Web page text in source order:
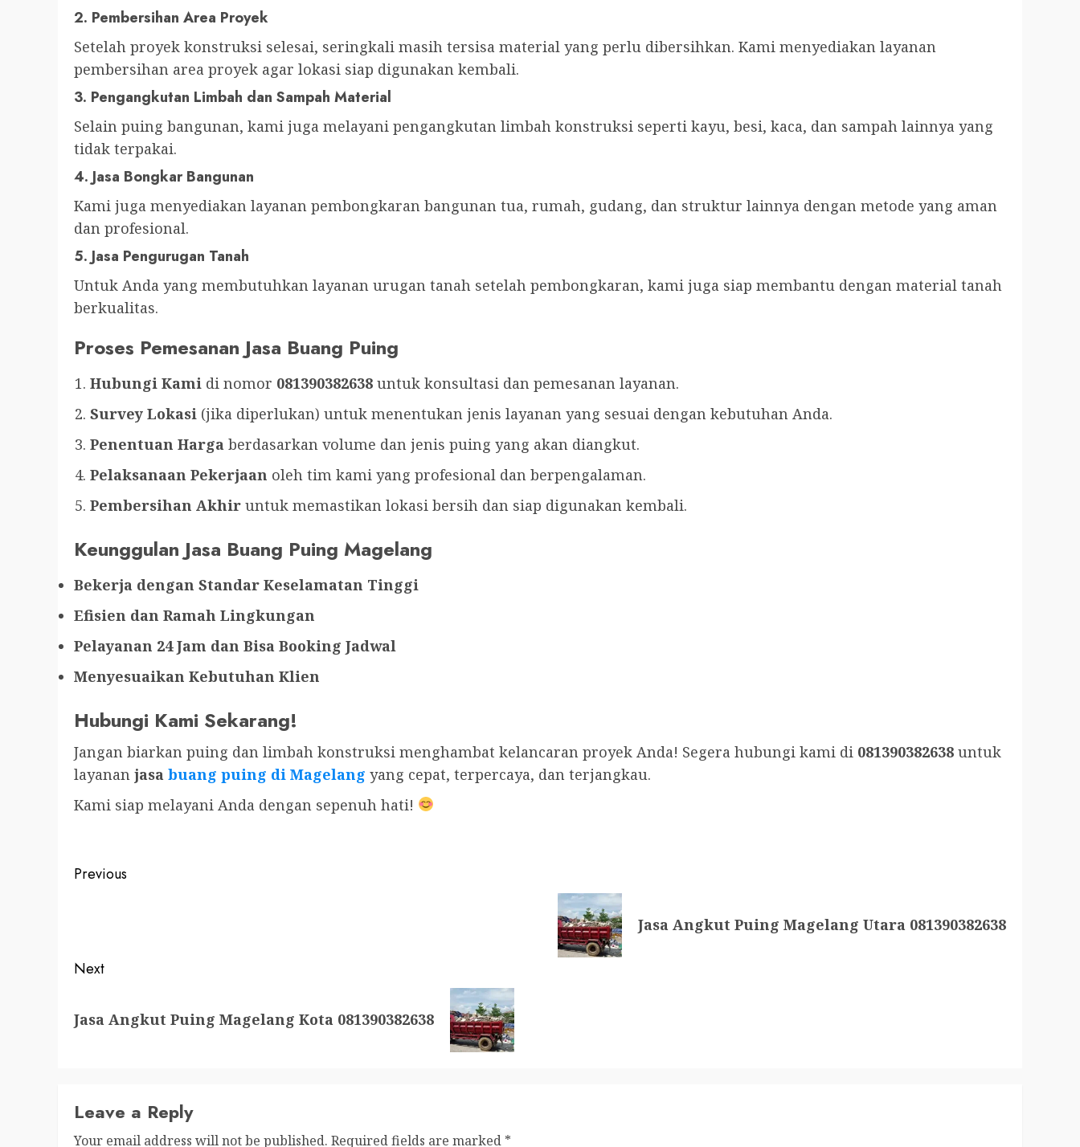
2. Pembersihan Area Proyek
Setelah proyek konstruksi selesai, seringkali masih tersisa material yang perlu dibersihkan. Kami menyediakan layanan
pembersihan area proyek agar lokasi siap digunakan kembali.
3. Pengangkutan Limbah dan Sampah Material
Selain puing bangunan, kami juga melayani pengangkutan limbah konstruksi seperti kayu, besi, kaca, dan sampah lainnya yang
tidak terpakai.
4. Jasa Bongkar Bangunan
Kami juga menyediakan layanan pembongkaran bangunan tua, rumah, gudang, dan struktur lainnya dengan metode yang aman
dan profesional.
5. Jasa Pengurugan Tanah
Untuk Anda yang membutuhkan layanan urugan tanah setelah pembongkaran, kami juga siap membantu dengan material tanah
berkualitas.
Proses Pemesanan Jasa Buang Puing
Hubungi Kami di nomor 081390382638 untuk konsultasi dan pemesanan layanan.
Survey Lokasi (jika diperlukan) untuk menentukan jenis layanan yang sesuai dengan kebutuhan Anda.
Penentuan Harga berdasarkan volume dan jenis puing yang akan diangkut.
Pelaksanaan Pekerjaan oleh tim kami yang profesional dan berpengalaman.
Pembersihan Akhir untuk memastikan lokasi bersih dan siap digunakan kembali.
Keunggulan Jasa Buang Puing Magelang
Bekerja dengan Standar Keselamatan Tinggi
Efisien dan Ramah Lingkungan
Pelayanan 24 Jam dan Bisa Booking Jadwal
Menyesuaikan Kebutuhan Klien
Hubungi Kami Sekarang!
Jangan biarkan puing dan limbah konstruksi menghambat kelancaran proyek Anda! Segera hubungi kami di 081390382638 untuk
layanan jasa buang puing di Magelang yang cepat, terpercaya, dan terjangkau.
Kami siap melayani Anda dengan sepenuh hati!
Post
Previous
Jasa Angkut Puing Magelang Utara 081390382638
Next
post:
Jasa Angkut Puing Magelang Kota 081390382638
Leave a Reply
Your email address will not be published. Required fields are marked *